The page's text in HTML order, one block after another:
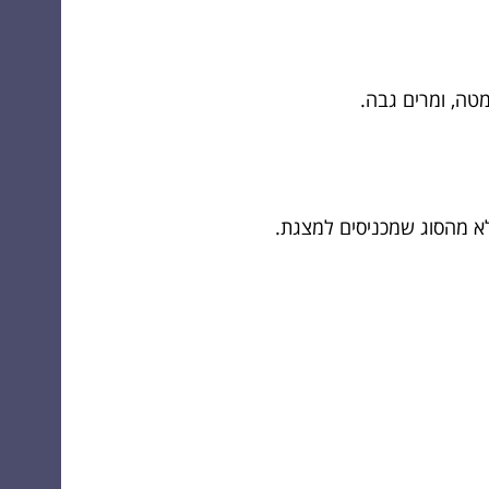
ומרים גבה.
מהסוג שמכניסים למצגת.